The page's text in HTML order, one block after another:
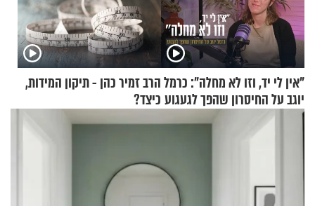
"אין לי יד, וזו לא מחלה": כרמל
יוגב על החיסרון שהפך לגעגוע
הרב זמיר כהן - תיקון המידות,
כיצד?